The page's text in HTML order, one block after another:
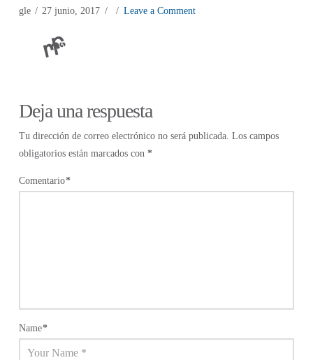
gle 27 junio, 2017 Leave a Comment
Deja una respuesta
Tu dirección de correo electrónico no será publicada. Los campos
obligatorios están marcados con *
Comentario*
Name*